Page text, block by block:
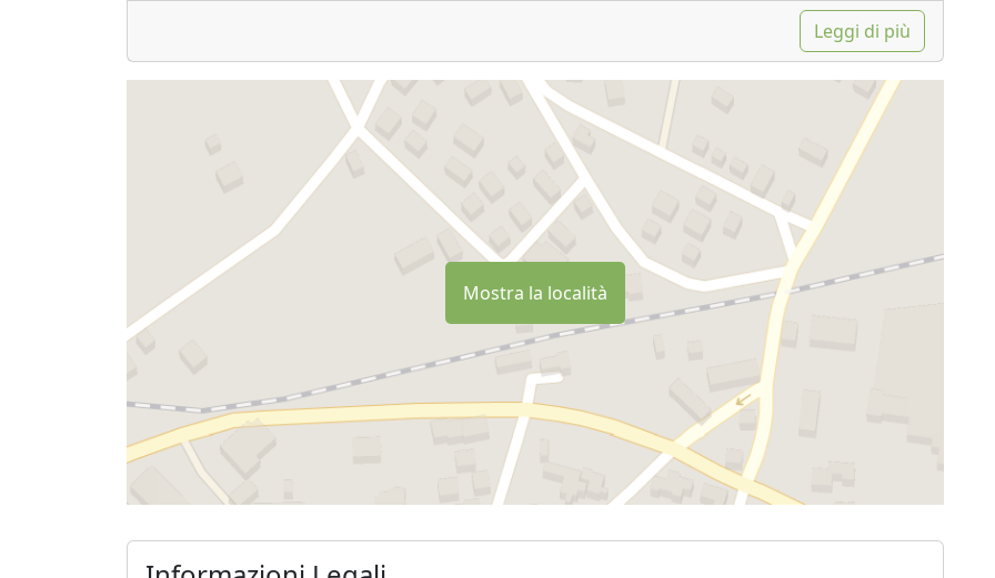
Leggi di più
Mostra la località